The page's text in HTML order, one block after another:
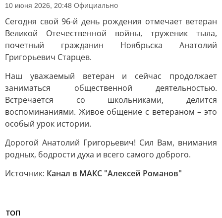
10 июня 2026, 20:48 Официально
Сегодня свой 96-й день рождения отмечает ветеран
Великой Отечественной войны, труженик тыла,
почетный гражданин Ноябрьска Анатолий
Григорьевич Старцев.
Наш уважаемый ветеран и сейчас продолжает
заниматься общественной деятельностью.
Встречается со школьниками, делится
воспоминаниями. Живое общение с ветераном – это
особый урок истории.
Дорогой Анатолий Григорьевич! Сил Вам, внимания
родных, бодрости духа и всего самого доброго.
Источник: Канал в МАКС "Алексей Романов"
ТОП